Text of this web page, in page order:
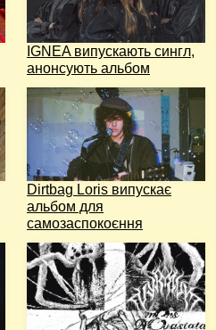
IGNEA випускають сингл,
анонсують альбом
Dirtbag Loris випускає
альбом для
самозаспокоєння